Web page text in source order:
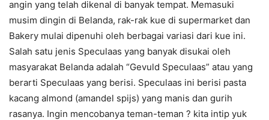
angin yang telah dikenal di banyak tempat. Memasuki
musim dingin di Belanda, rak-rak kue di supermarket dan
Bakery mulai dipenuhi oleh berbagai variasi dari kue ini.
Salah satu jenis Speculaas yang banyak disukai oleh
masyarakat Belanda adalah “Gevuld Speculaas” atau yang
berarti Speculaas yang berisi. Speculaas ini berisi pasta
kacang almond (amandel spijs) yang manis dan gurih
rasanya. Ingin mencobanya teman-teman ? kita intip yuk